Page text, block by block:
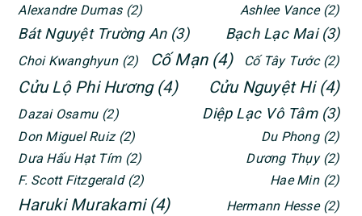
Alexandre Dumas (2) Ashlee Vance (2)
Bát Nguyệt Trường An (3) Bạch Lạc Mai (3)
Choi Kwanghyun (2) Cố Mạn (4) Cố Tây Tước (2)
Cửu Lộ Phi Hương (4) Cửu Nguyệt Hi (4)
Dazai Osamu (2) Diệp Lạc Vô Tâm (3)
Don Miguel Ruiz (2) Du Phong (2)
Dưa Hấu Hạt Tím (2) Dương Thụy (2)
F. Scott Fitzgerald (2) Hae Min (2)
Haruki Murakami (4) Hermann Hesse (2)